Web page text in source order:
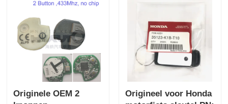
Originele OEM 2
Origineel voor Honda